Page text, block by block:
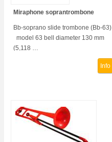
Miraphone soprantrombone
Bb-soprano slide trombone (Bb-63)
model 63 bell diameter 130 mm
(5,118 …
Info